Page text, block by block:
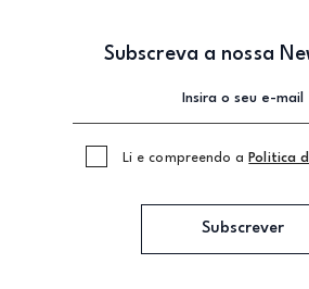
Subscreva a nossa
Li e compreendo a Politica
Subscrever